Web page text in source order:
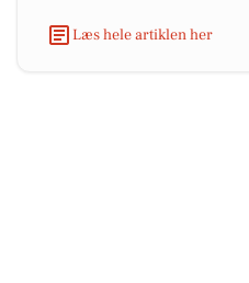
Læs hele artiklen her